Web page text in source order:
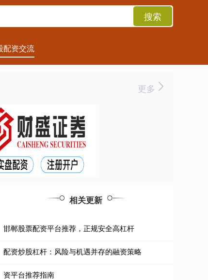
搜索
配资交流
更多
相关更新
邯郸股票配资平台推荐，正规安全高杠杆
配资炒股杠杆：风险与机遇并存的融资策略
资平台推荐指南